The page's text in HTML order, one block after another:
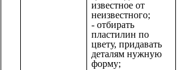
известное от
неизвестного;
- отбирать
пластилин по
цвету, придавать
деталям нужную
форму;